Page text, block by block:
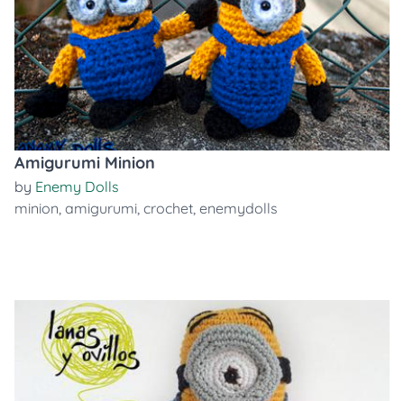
Amigurumi Minion
by Enemy Dolls
minion, amigurumi, crochet, enemydolls